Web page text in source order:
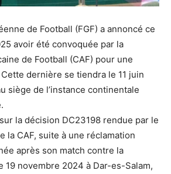
de Football (FGF) a annoncé ce
avoir été convoquée par la
de Football (CAF) pour une
dernière se tiendra le 11 juin
siège de l’instance continentale
la décision DC23198 rendue par le
la CAF, suite à une réclamation
après son match contre la
19 novembre 2024 à Dar-es-Salam,